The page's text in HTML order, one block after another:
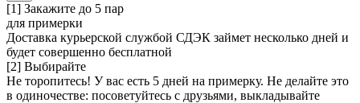
[1] Закажите до 5 пар
для примерки
Доставка курьерской службой СДЭК займет несколько дней и
будет совершенно бесплатной
[2] Выбирайте
Не торопитесь! У вас есть 5 дней на примерку. Не делайте это
в одиночестве: посоветуйтесь с друзьями, выкладывайте